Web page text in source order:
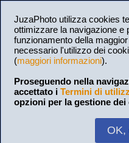
JuzaPhoto utilizza cookies
ottimizzare la navigazione e
funzionamento della
necessario l'utilizzo dei
(maggiori informazioni).
Proseguendo nella
accettato i Termini di
opzioni per la gestione dei
OK,